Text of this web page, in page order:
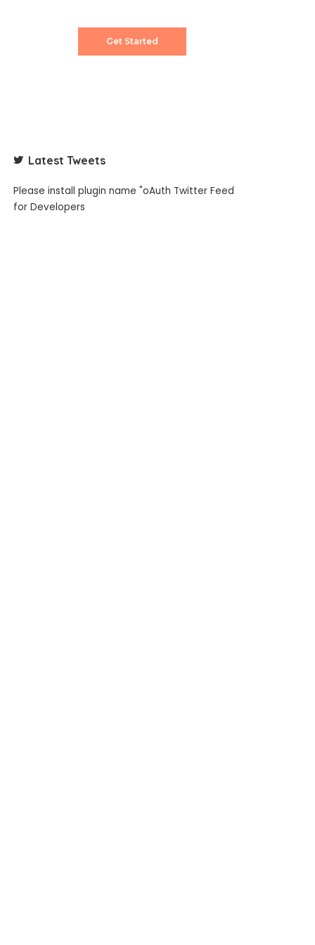
Get Started
Latest Tweets
Please install plugin name "oAuth Twitter Feed
for Developers